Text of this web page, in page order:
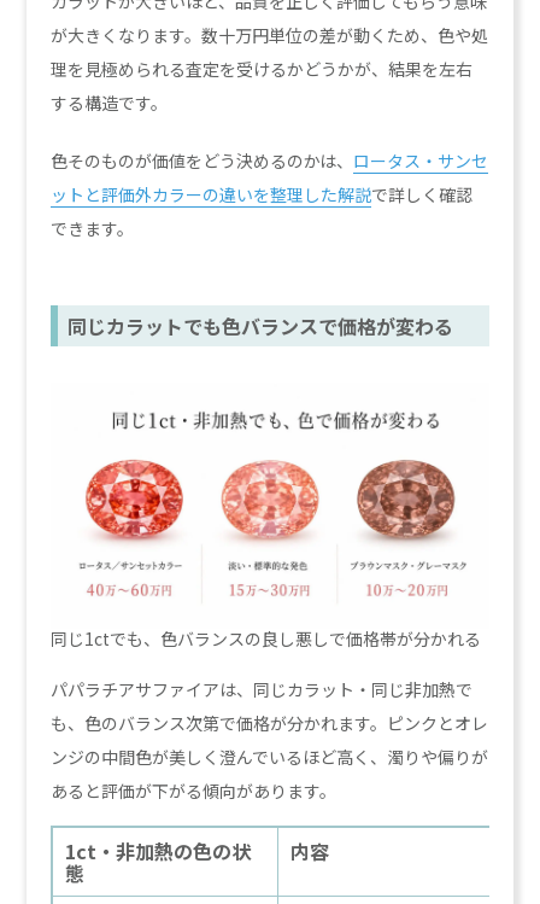
が大きくなります。数十万円単位の差が動くため、色や処
理を見極められる査定を受けるかどうかが、結果を左右
する構造です。
色そのものが価値をどう決めるのかは、 ロータス・サンセ
ットと評価外カラーの違いを整理した解説で詳しく確認
できます。
同じカラットでも色バランスで価格が変わる
同じ1ctでも、色バランスの良し悪しで価格帯が分かれる
パパラチアサファイアは、同じカラット・同じ非加熱で
も、色のバランス次第で価格が分かれます。ピンクとオレ
ンジの中間色が美しく澄んでいるほど高く、濁りや偏りが
あると評価が下がる傾向があります。
1ct・非加熱の色の状
態
内容